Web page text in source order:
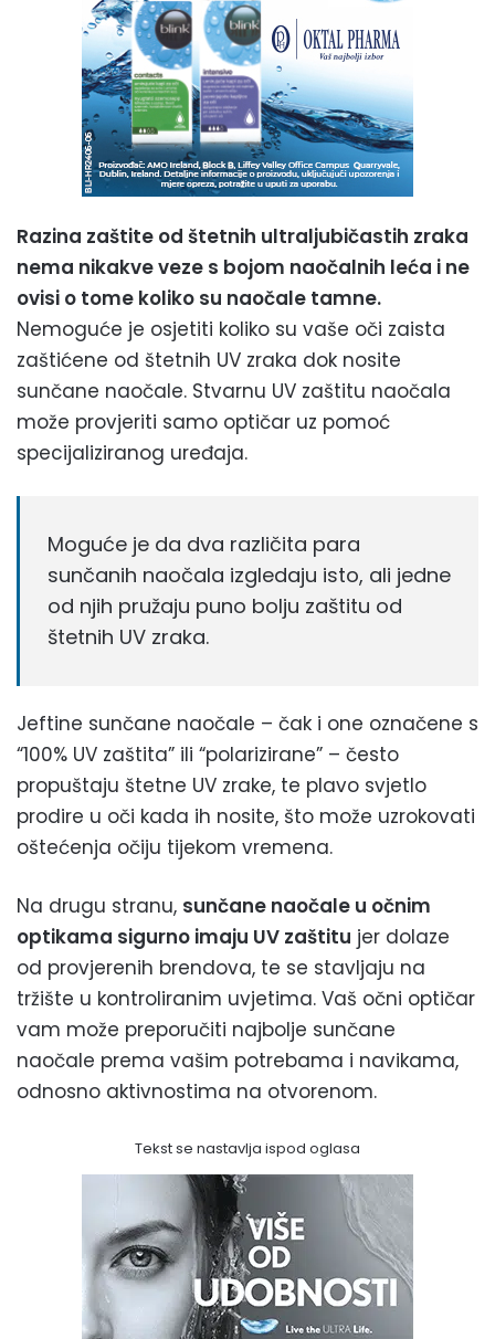
Razina zaštite od štetnih ultraljubičastih zraka
nema nikakve veze s bojom naočalnih leća i ne
ovisi o tome koliko su naočale tamne.
Nemoguće je osjetiti koliko su vaše oči zaista
zaštićene od štetnih UV zraka dok nosite
sunčane naočale. Stvarnu UV zaštitu naočala
može provjeriti samo optičar uz pomoć
specijaliziranog uređaja.
Moguće je da dva različita para
sunčanih naočala izgledaju isto, ali jedne
od njih pružaju puno bolju zaštitu od
štetnih UV zraka.
Jeftine sunčane naočale – čak i one označene s
“100% UV zaštita” ili “polarizirane” – često
propuštaju štetne UV zrake, te plavo svjetlo
prodire u oči kada ih nosite, što može uzrokovati
oštećenja očiju tijekom vremena.
Na drugu stranu, sunčane naočale u očnim
optikama sigurno imaju UV zaštitu jer dolaze
od provjerenih brendova, te se stavljaju na
tržište u kontroliranim uvjetima. Vaš očni optičar
vam može preporučiti najbolje sunčane
naočale prema vašim potrebama i navikama,
odnosno aktivnostima na otvorenom.
Tekst se nastavlja ispod oglasa